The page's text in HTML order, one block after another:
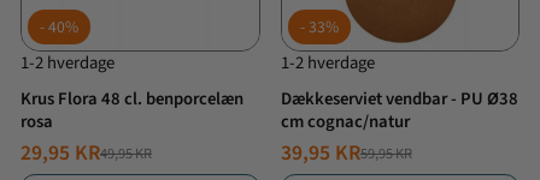
40%
1-2 hverdage
Krus Flora 48 cl. benporcelæn
rosa
NORMALPRIS
49,95 KR
TILBUDSPRIS
29,95 KR
33%
1-2 hverdage
Dækkeserviet vendbar - PU Ø38
cm cognac/natur
NORMALPRIS
59,95 KR
TILBUDSPRIS
39,95 KR